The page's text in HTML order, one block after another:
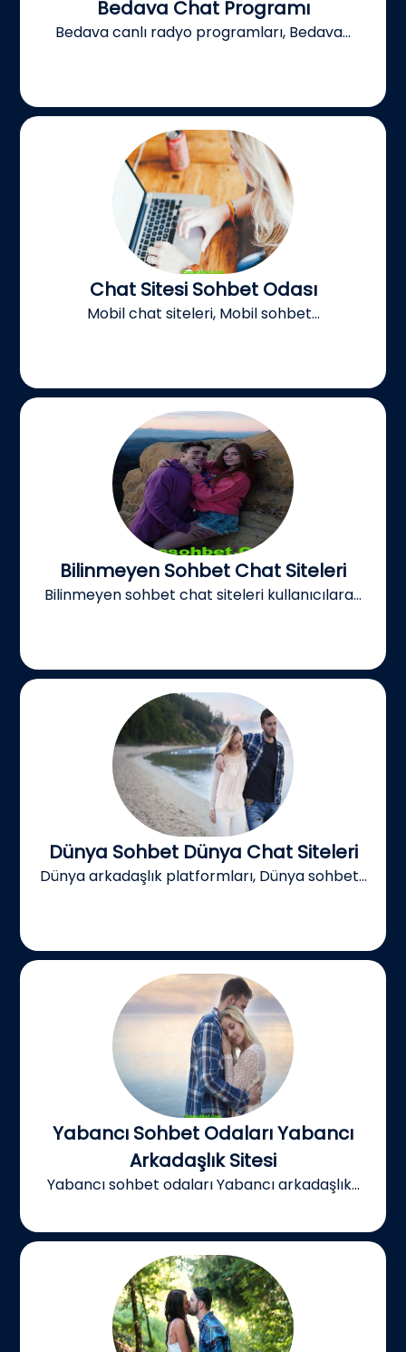
Bedava Chat Programı
Bedava canlı radyo programları, Bedava...
Chat Sitesi Sohbet Odası
Mobil chat siteleri, Mobil sohbet...
Bilinmeyen Sohbet Chat Siteleri
Bilinmeyen sohbet chat siteleri kullanıcılara...
Dünya Sohbet Dünya Chat Siteleri
Dünya arkadaşlık platformları, Dünya sohbet...
Yabancı Sohbet Odaları Yabancı
Arkadaşlık Sitesi
Yabancı sohbet odaları Yabancı arkadaşlık...